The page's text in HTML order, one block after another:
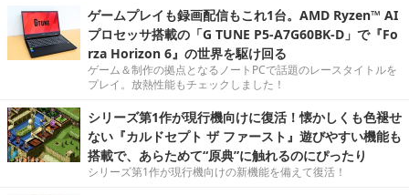
ゲームプレイも録画配信もこれ1台。AMD Ryzen™ AI
プロセッサ搭載の「G TUNE P5-A7G60BK-D」で『Fo
rza Horizon 6』の世界を駆け回る
ゲーム＆制作の拠点となるノートPCで話題のレースタイトルを
プレイ。放熱性能もチェックしました！
シリーズ第1作が現行機向けに復活！懐かしくも色褪せ
ない『カルドセプト ザ ファースト』遊びやすい機能も
搭載で、あらためて“原典”に触れるのにぴったり
シリーズ第1作が現行機向けの新機能を備えて復活！